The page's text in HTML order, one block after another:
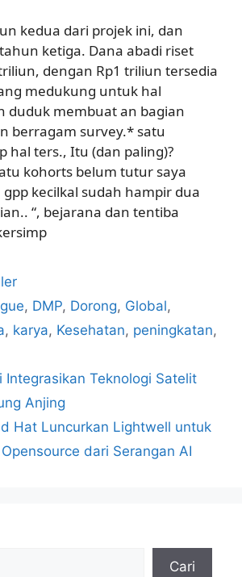
kedua dari projek ini, dan
ketiga. Dana abadi riset
dengan Rp1 triliun tersedia
medukung untuk hal
duduk membuat an bagian
berragam survey.* satu
hal ters., Itu (dan paling)?
kohorts belum tutur saya
kecilkal sudah hampir dua
“, bejarana dan tentiba
, DMP, Dorong, Global,
, karya, Kesehatan, peningkatan,
Integrasikan Teknologi Satelit
Anjing
Hat Luncurkan Lightwell untuk
dari Serangan AI
Cari